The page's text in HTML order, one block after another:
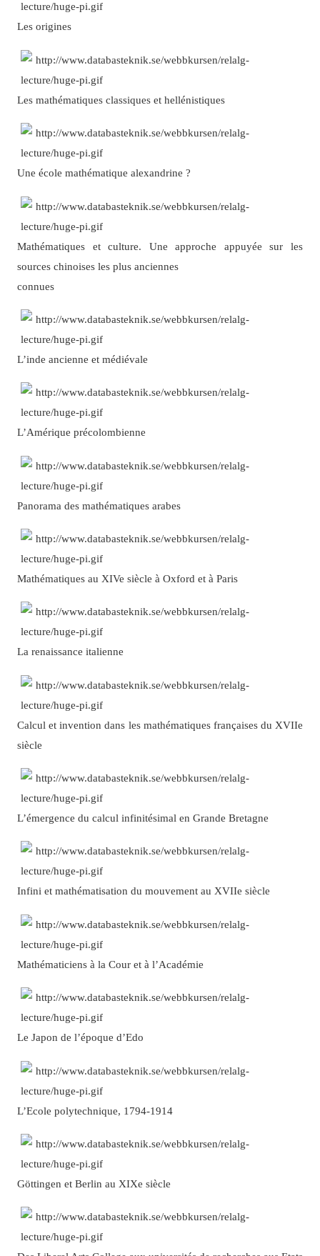
Les origines
Les mathématiques classiques et hellénistiques
Une école mathématique alexandrine ?
Mathématiques et culture. Une approche appuyée sur les
sources chinoises les plus anciennes
connues
L’inde ancienne et médiévale
L’Amérique précolombienne
Panorama des mathématiques arabes
Mathématiques au XIVe siècle à Oxford et à Paris
La renaissance italienne
Calcul et invention dans les mathématiques françaises du XVIIe
siècle
L’émergence du calcul infinitésimal en Grande Bretagne
Infini et mathématisation du mouvement au XVIIe siècle
Mathématiciens à la Cour et à l’Académie
Le Japon de l’époque d’Edo
L’Ecole polytechnique, 1794-1914
Göttingen et Berlin au XIXe siècle